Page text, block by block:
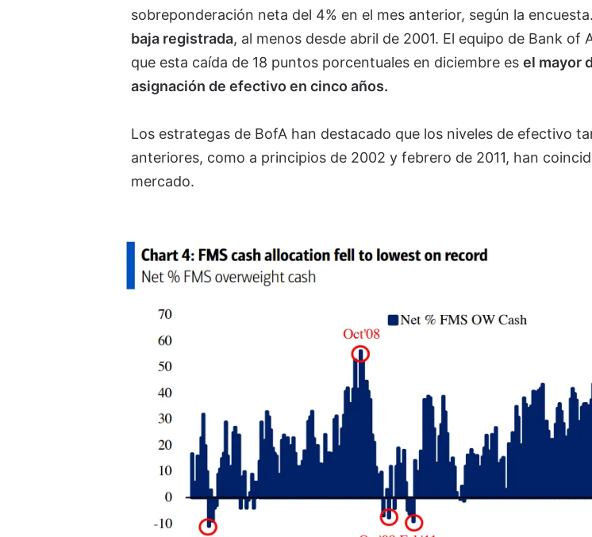
sobreponderación neta del 4% en el mes anterior, según la encuesta.
baja registrada, al menos desde abril de 2001. El equipo de Bank of
que esta caída de 18 puntos porcentuales en diciembre es el mayor
asignación de efectivo en cinco años.
Los estrategas de BofA han destacado que los niveles de efectivo
anteriores, como a principios de 2002 y febrero de 2011, han
mercado.